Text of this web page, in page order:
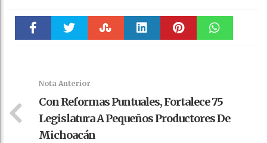
Nota Anterior
Con Reformas Puntuales, Fortalece 75
Legislatura A Pequeños Productores De
Michoacán